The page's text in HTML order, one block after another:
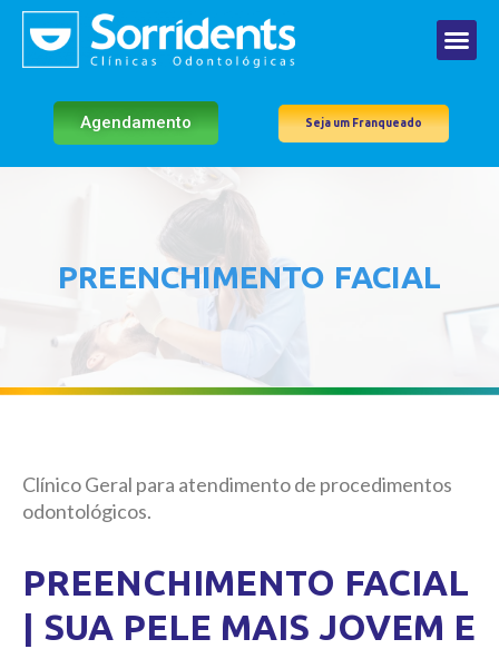
Agendamento Seja um Franqueado
PREENCHIMENTO FACIAL
Clínico Geral para atendimento de procedimentos
odontológicos.
PREENCHIMENTO FACIAL
| SUA PELE MAIS JOVEM E